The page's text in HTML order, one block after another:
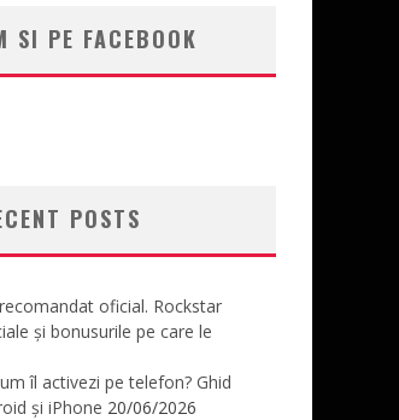
SI PE FACEBOOK
POSTS
oficial. Rockstar
și bonusurile pe care le
îl activezi pe telefon? Ghid
și iPhone 20/06/2026